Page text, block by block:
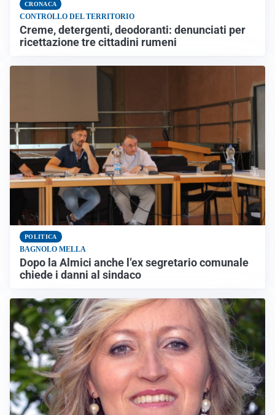
CRONACA
CONTROLLO DEL TERRITORIO
Creme, detergenti, deodoranti: denunciati per
ricettazione tre cittadini rumeni
POLITICA
BAGNOLO MELLA
Dopo la Almici anche l’ex segretario comunale
chiede i danni al sindaco